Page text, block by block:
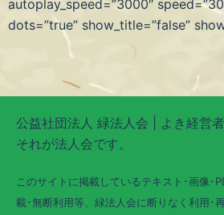
autoplay_speed=”3000″
dots=”true” show_title=”false”
公益社団法人 緑法人会 | よき経営
それが法人会です。
このサイトに掲載しているテキスト･画像･
載･無断利用等、緑法人会に断りなく利用･